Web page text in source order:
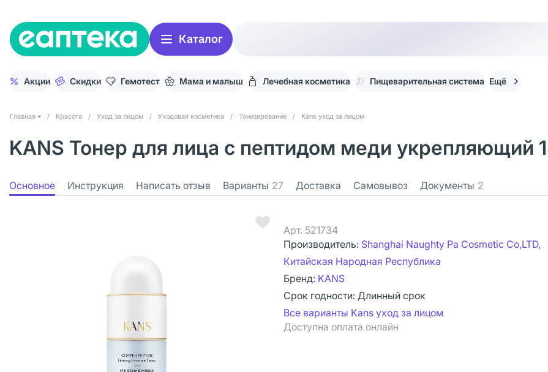
Каталог
Акции Скидки Гемотест Мама и малыш Лечебная косметика Пищеварительная система Ещё
Главная / Красота / Уход за лицом / Уходовая косметика / Тонизирование / Kans уход за лицом
KANS Тонер для лица с пептидом меди укрепляющий
Основное Инструкция Написать отзыв Варианты 27 Доставка Самовывоз Документы 2
Арт. 521734
Производитель: Shanghai Naughty Pa Cosmetic Co,LTD,
Китайская Народная Республика
Бренд: KANS
Срок годности: Длинный срок
Все варианты Kans уход за лицом
Доступна оплата онлайн